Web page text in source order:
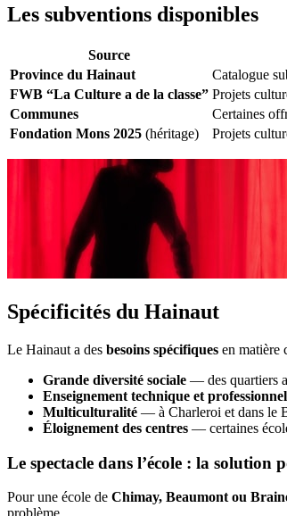
Les subventions disponibles
Source
Province du Hainaut
Catalogue
FWB “La Culture a de la classe” Projets
Communes
Certaines
Fondation Mons 2025 (héritage) Projets
Spécificités du Hainaut
Le Hainaut a des besoins spécifiques en matière
Grande diversité sociale — des quartiers
Enseignement technique et professionnel
Multiculturalité — à Charleroi et dans le
Éloignement des centres — certaines
Le spectacle dans l’école : la solution
Pour une école de Chimay, Beaumont ou